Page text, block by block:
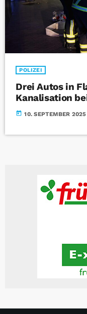
POLIZEI
Drei Autos in
Kanalisation
today 10. SEPTEMBER 2025